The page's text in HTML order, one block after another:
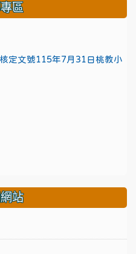
區
定文號115年7月31日桃教小
站